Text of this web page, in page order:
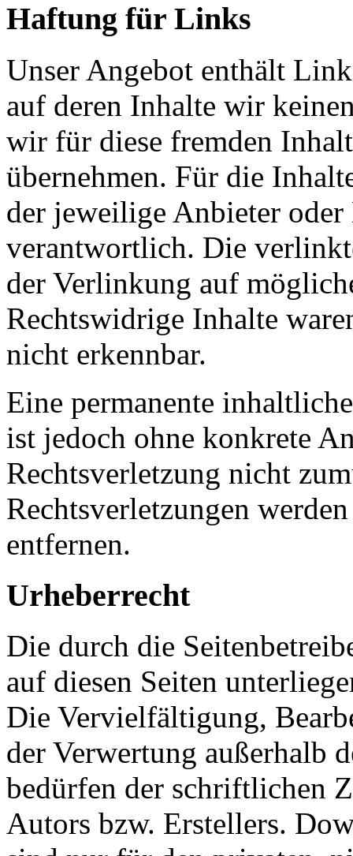
Haftung für Links
Unser Angebot enthält
auf deren Inhalte wir
wir für diese fremden
übernehmen. Für die
der jeweilige Anbieter oder
verantwortlich. Die
der Verlinkung auf
Rechtswidrige Inhalte
nicht erkennbar.
Eine permanente
ist jedoch ohne konkrete
Rechtsverletzung nicht
Rechtsverletzungen
entfernen.
Urheberrecht
Die durch die
auf diesen Seiten
Die Vervielfältigung,
der Verwertung außerhalb
bedürfen der schriftlichen
Autors bzw. Erstellers.